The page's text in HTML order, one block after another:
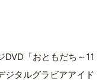
「おともだち～11
ジタルグラビアアイド